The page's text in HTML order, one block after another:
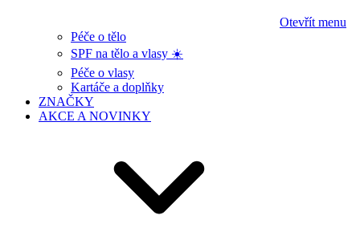
Otevřít menu
Péče o tělo
SPF na tělo a vlasy ☀️
Péče o vlasy
Kartáče a doplňky
ZNAČKY
AKCE A NOVINKY